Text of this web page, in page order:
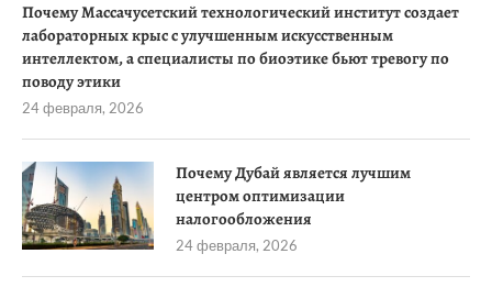
Почему Массачусетский технологический институт создает
лабораторных крыс с улучшенным искусственным
интеллектом, а специалисты по биоэтике бьют тревогу по
поводу этики
24 февраля, 2026
Почему Дубай является лучшим
центром оптимизации
налогообложения
24 февраля, 2026